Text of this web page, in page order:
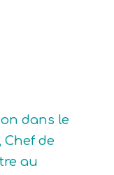
dans le
Chef de
au